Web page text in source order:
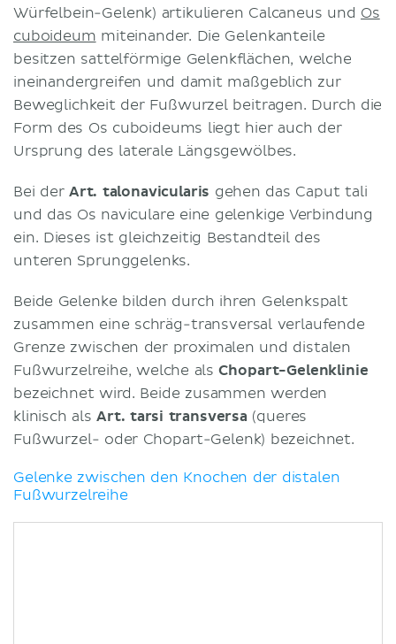
Würfelbein-Gelenk) artikulieren Calcaneus und Os
cuboideum miteinander. Die Gelenkanteile
besitzen sattelförmige Gelenkflächen, welche
ineinandergreifen und damit maßgeblich zur
Beweglichkeit der Fußwurzel beitragen. Durch die
Form des Os cuboideums liegt hier auch der
Ursprung des laterale Längsgewölbes.
Bei der Art. talonavicularis gehen das Caput tali
und das Os naviculare eine gelenkige Verbindung
ein. Dieses ist gleichzeitig Bestandteil des
unteren Sprunggelenks.
Beide Gelenke bilden durch ihren Gelenkspalt
zusammen eine schräg-transversal verlaufende
Grenze zwischen der proximalen und distalen
Fußwurzelreihe, welche alsChopart-Gelenklinie
bezeichnet wird. Beide zusammen werden
klinisch alsArt. tarsi transversa (queres
Fußwurzel- oder Chopart-Gelenk) bezeichnet.
Gelenke zwischen den Knochen der distalen
Fußwurzelreihe